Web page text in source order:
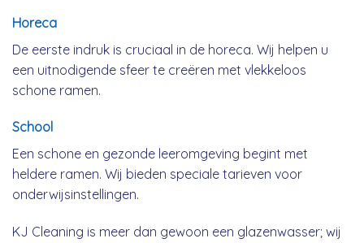
Horeca
De eerste indruk is cruciaal in de horeca. Wij helpen u
een uitnodigende sfeer te creëren met vlekkeloos
schone ramen.
School
Een schone en gezonde leeromgeving begint met
heldere ramen. Wij bieden speciale tarieven voor
onderwijsinstellingen.
KJ Cleaning is meer dan gewoon een glazenwasser; wij